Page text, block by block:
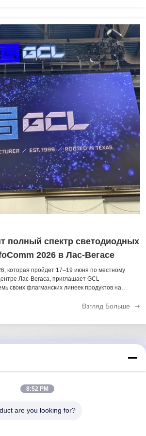
полный спектр светодиодных
2026 в Лас-Вегасе
которая пройдет 17–19 июня по местному
Лас-Вегаса, приглашает GCL
своих флагманских линеек продуктов на
установки светодиодных дисплеев. ...
Взгляд Больше
Long Pu, улица Longcheng, Longgang,
8:52 PM
are you looking for?